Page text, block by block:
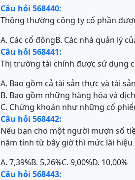
Câu hỏi 568440:
Thông thường công ty cổ phần
A. Các cổ đôngB. Các nhà quản lý
Câu hỏi 568441:
Thị trường tài chính được sử dụng
A. Bao gồm cả tài sản thực và tài
B. Bao gồm những hàng hóa và
C. Chứng khoán như những cổ
Câu hỏi 568442:
Nếu bạn cho một người mượn số
năm tính từ bây giờ thì mức lãi
A. 7,39%B. 5,26%C. 9,00%D. 10,00%
Câu hỏi 568443: